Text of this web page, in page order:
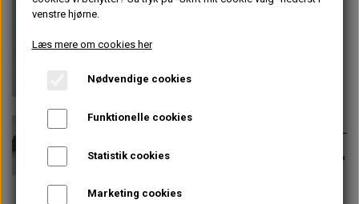
TEKNISK DATA
VANDPOLERINGPå lager
Tidlig A+
432,80 kr.
Varenummer: AEM91120-20
Passer til alle 1275 motorer før A+ &
venstre hjørne.
Læs mere om cookies her
Nødvendige cookies
Funktionelle cookies
Statistik cookies
Marketing cookies